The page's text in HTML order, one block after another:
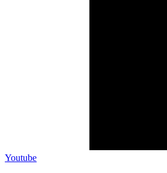
Youtube